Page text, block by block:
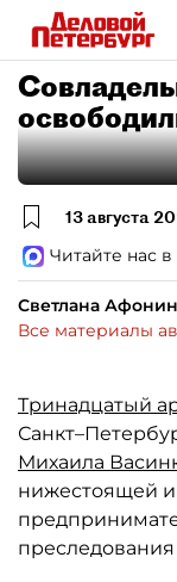
13 августа
Читайте нас
Светлана
Все материалы
Тринадцатый
Михаила
нижестоящей